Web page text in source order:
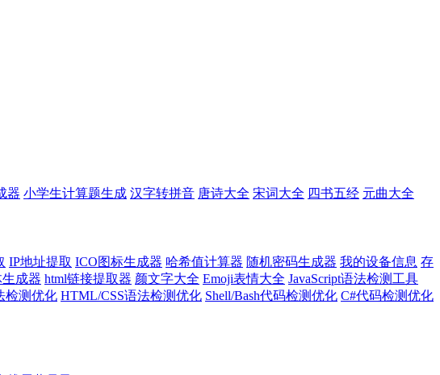
器 小学生计算题生成 汉字转拼音 唐诗大全 宋词大全 四书五经 元曲大全
IP地址提取 ICO图标生成器 哈希值计算器 随机密码生成器 我的设备信息 存
生成器 html链接提取器 颜文字大全 Emoji表情大全 JavaScript语法检测工具
检测优化 HTML/CSS语法检测优化 Shell/Bash代码检测优化 C#代码检测优化